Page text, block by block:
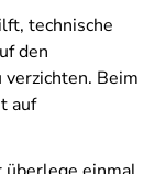
technische
den
Beim
auf